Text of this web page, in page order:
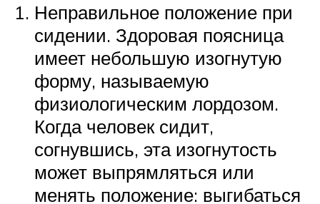
Неправильное положение при
сидении. Здоровая поясница
имеет небольшую изогнутую
форму, называемую
физиологическим лордозом.
Когда человек сидит,
согнувшись, эта изогнутость
может выпрямляться или
менять положение: выгибаться